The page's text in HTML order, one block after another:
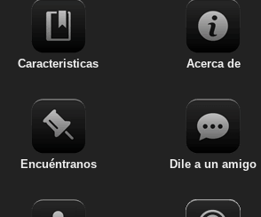
Servicios
Dile a un amigo
Noticias
Lugares
Caracteristicas Acerca de
Encuéntranos Dile a un amigo